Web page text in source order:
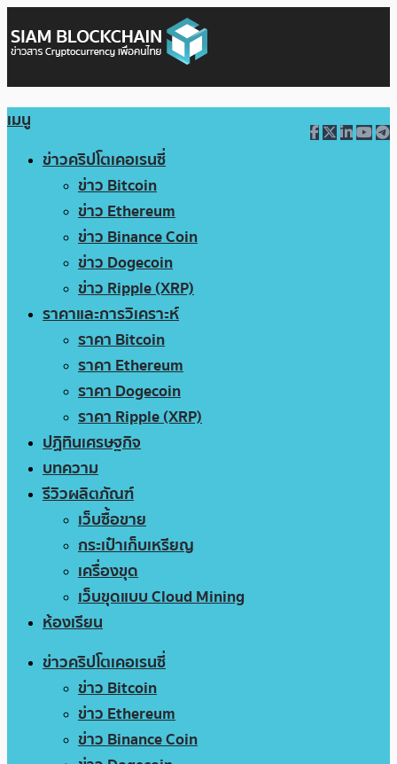
เมนู
ข่าวคริปโตเคอเรนซี่
ข่าว Bitcoin
ข่าว Ethereum
ข่าว Binance Coin
ข่าว Dogecoin
ข่าว Ripple (XRP)
ราคาและการวิเคราะห์
ราคา Bitcoin
ราคา Ethereum
ราคา Dogecoin
ราคา Ripple (XRP)
ปฏิทินเศรษฐกิจ
บทความ
รีวิวผลิตภัณฑ์
เว็บซื้อขาย
กระเป๋าเก็บเหรียญ
เครื่องขุด
เว็บขุดแบบ Cloud Mining
ห้องเรียน
ข่าวคริปโตเคอเรนซี่
ข่าว Bitcoin
ข่าว Ethereum
ข่าว Binance Coin